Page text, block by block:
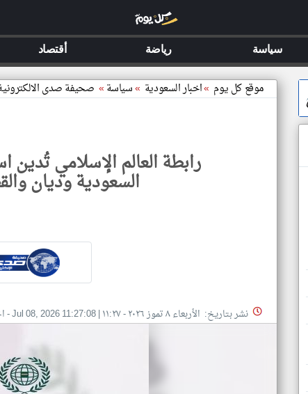
موقع كل يوم »اخبار السعودية »سياسة» صحيفة صدى
رابطة العالم الإسلامي تُدين
السعودية وديان
نشر بتاريخ: الأربعاء ٨ تموز ٢٠٢٦ - ١١:٢٧ |
Jul 08, 2026 11:27:08
-
سياسة رياضة أقتصاد